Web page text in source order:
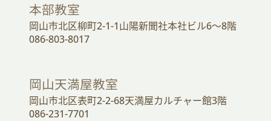
本部教室
岡山市北区柳町2-1-1山陽新聞社本社ビル6～8階
086-803-8017
岡山天満屋教室
岡山市北区表町2-2-68天満屋カルチャー館3階
086-231-7701